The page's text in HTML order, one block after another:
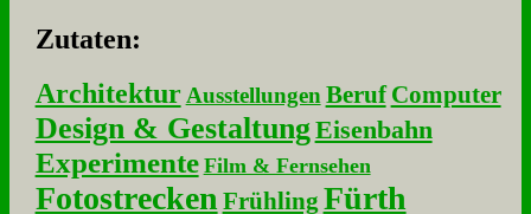
Zu­ta­ten:
Architektur Ausstellungen Beruf Computer
Design & GestaltungEisenbahn
Experimente Film & Fernsehen
Fotostrecken Frühling Fürth